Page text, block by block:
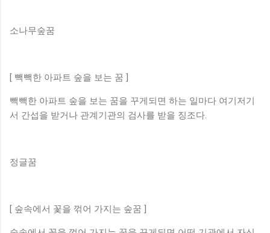
소나무숲꿈
[ 빽빽한 아파트 숲을 보는 꿈 ]
빽빽한 아파트 숲을 보는 꿈을 꾸게되면 하는 일마다 여기저기
서 간섭을 받거나 관계기관의 검사를 받을 징조다.
정글꿈
[ 숲속에서 꽃을 꺾어 가지는 숲꿈 ]